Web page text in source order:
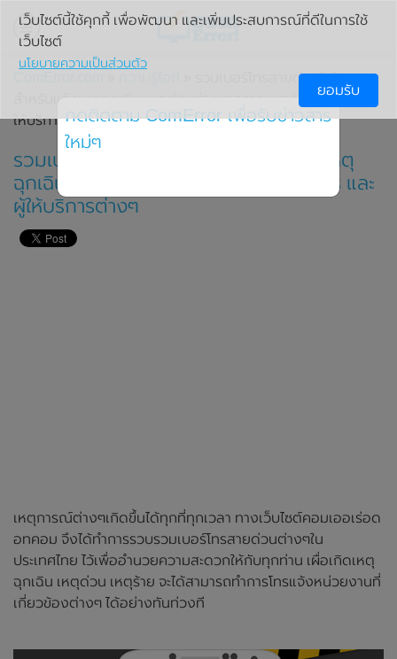
» รวมเบอร์โทรสายด่วนในไทย
สำหรับแจ้งเหตุฉุกเฉิน เหตุด่วนช่วงเทศกาล เบอร์ธนาคาร และผู้
ให้บริการต่างๆ
รวมเบอร์โทรสายด่วนในไทย สำหรับแจ้งเหตุ
ฉุกเฉิน เหตุด่วนช่วงเทศกาล เบอร์ธนาคาร และ
ผู้ให้บริการต่างๆ
เหตุการณ์ต่างๆเกิดขึ้นได้ทุกที่ทุกเวลา ทางเว็บไซต์คอมเออเร่อด
อทคอม จึงได้ทำการรวบรวมเบอร์โทรสายด่วนต่างๆใน
ประเทศไทย ไว้เพื่ออำนวยความสะดวกให้กับทุกท่าน เผื่อเกิดเหตุ
ฉุกเฉิน เหตุด่วน เหตุร้าย จะได้สามารถทำการโทรแจ้งหน่วยงานที่
เกี่ยวข้องต่างๆ ได้อย่างทันท่วงที
เว็บไซต์นี้ใช้คุกกี้ เพื่อพัฒนา และเพิ่มประสบการณ์ที่ดีในการใช้
เว็บไซต์
นโยบายความเป็นส่วนตัว
ยอมรับ
กดติดตาม ComError เพื่อรับข่าวสาร
ใหม่ๆ